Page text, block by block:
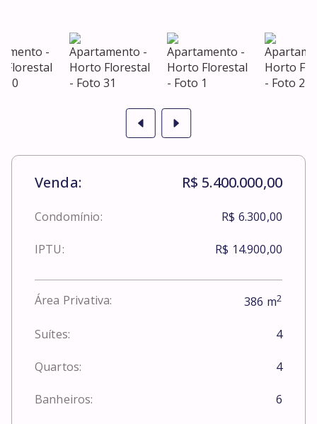
Venda: R$ 5.400.000,00
Condomínio: R$ 6.300,00
IPTU: R$ 14.900,00
Área Privativa: 386 m2
Suítes: 4
Quartos: 4
Banheiros: 6